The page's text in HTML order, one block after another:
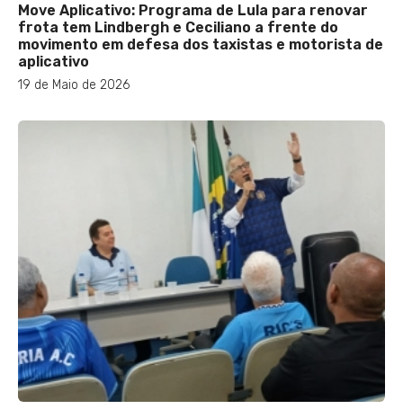
Move Aplicativo: Programa de Lula para renovar
frota tem Lindbergh e Ceciliano a frente do
movimento em defesa dos taxistas e motorista de
aplicativo
19 de Maio de 2026